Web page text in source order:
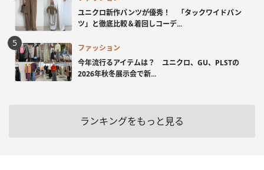
ユニクロ新作パンツが優秀！ 「タックワイドパン
ツ」と徹底比較＆着回しコーデ...
ファッション
今年流行るアイテムは？ ユニクロ、GU、PLSTの
2026年秋冬展示会で新...
ランキングをもっと見る